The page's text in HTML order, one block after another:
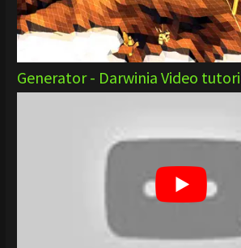
Generator - Darwinia Video